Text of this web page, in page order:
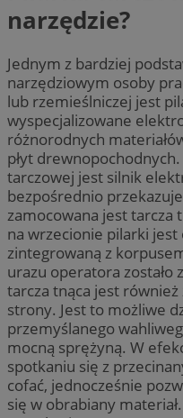
narzędzie?
Jednym z bardziej
narzędziowym osoby
lub rzemieślniczej jest
wyspecjalizowane
różnorodnych
płyt
tarczowej jest silnik
bezpośrednio
zamocowana jest tarcza
na wrzecionie pilarki
zintegrowaną z
urazu operatora zostało
tarcza tnąca jest
strony. Jest to możliwe
przemyślanego
mocną sprężyną. W
spotkaniu się z
cofać, jednocześnie
się w obrabiany